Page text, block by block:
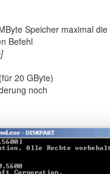
Speicher maximal
Befehl
20 GByte)
noch